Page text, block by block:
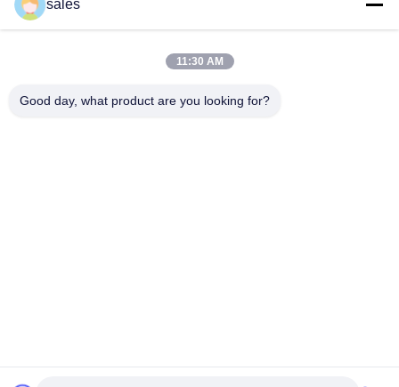
리본 콘서티나 코일 와이어
최고의 가격을 얻으십시
오
Anping JQ Wire Mesh Products Co., Ltd. 모든 권리는 보호됩
sales
11:30 AM
Good day, what product are you looking for?